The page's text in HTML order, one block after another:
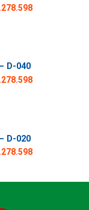
D-040
D-020